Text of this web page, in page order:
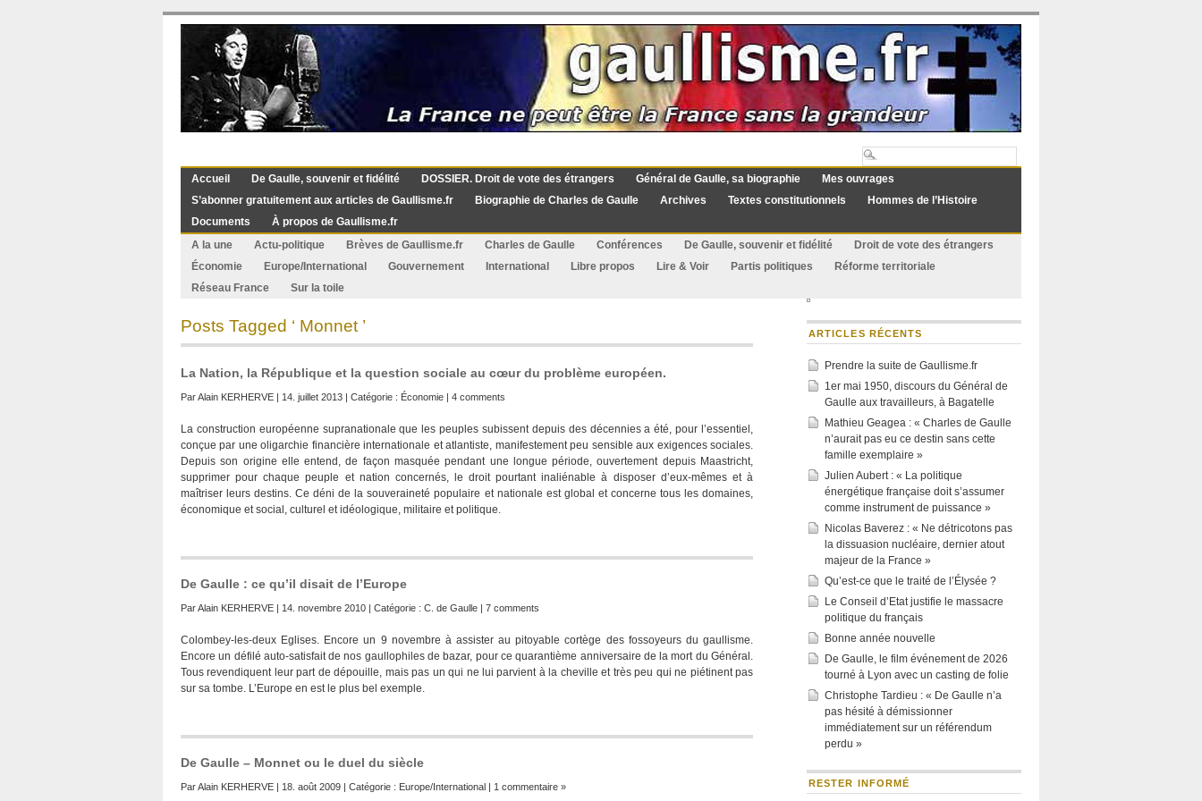
Accueil De Gaulle, souvenir et fidélité DOSSIER. Droit de vote des étrangers Général de Gaulle, sa biographie
Mes ouvrages
S’abonner gratuitement aux articles de Gaullisme.fr
Biographie de Charles de Gaulle Archives Textes constitutionnels
Hommes de l’Histoire
Documents
À propos de Gaullisme.fr
A la une
Actu-politique Brèves de Gaullisme.fr Charles de Gaulle Conférences De Gaulle, souvenir et fidélité
Droit de vote des étrangers
Économie
Europe/International Gouvernement International Libre propos Lire & Voir Partis politiques
Réforme territoriale
Réseau France
Sur la toile
Posts Tagged ‘ Monnet ’
La Nation, la République et la question sociale au cœur du problème européen.
ParAlain KERHERVE | 14. juillet 2013 | Catégorie : Économie | 4 comments
La construction européenne supranationale que les peuples subissent depuis des décennies a été, pour l’essentiel,
conçue par une oligarchie financière internationale et atlantiste, manifestement peu sensible aux exigences sociales.
Depuis son origine elle entend, de façon masquée pendant une longue période, ouvertement depuis Maastricht,
supprimer pour chaque peuple et nation concernés, le droit pourtant inaliénable à disposer d’eux-mêmes et à
maîtriser leurs destins. Ce déni de la souveraineté populaire et nationale est global et concerne tous les domaines,
économique et social, culturel et idéologique, militaire et politique.
De Gaulle : ce qu’il disait de l’Europe
ParAlain KERHERVE | 14. novembre 2010 | Catégorie : C. de Gaulle | 7 comments
Colombey-les-deux Eglises. Encore un 9 novembre à assister au pitoyable cortège des fossoyeurs du gaullisme.
Encore un défilé auto-satisfait de nos gaullophiles de bazar, pour ce quarantième anniversaire de la mort du Général.
Tous revendiquent leur part de dépouille, mais pas un qui ne lui parvient à la cheville et très peu qui ne piétinent pas
sur sa tombe. L’Europe en est le plus bel exemple.
De Gaulle – Monnet ou le duel du siècle
ParAlain KERHERVE | 18. août 2009 | Catégorie : Europe/International | 1 commentaire »
ARTICLES RÉCENTS
Prendre la suite de Gaullisme.fr
1er mai 1950, discours du Général de
Gaulle aux travailleurs, à Bagatelle
Mathieu Geagea : « Charles de Gaulle
n’aurait pas eu ce destin sans cette
famille exemplaire »
Julien Aubert : « La politique
énergétique française doit s’assumer
comme instrument de puissance »
Nicolas Baverez : « Ne détricotons pas
la dissuasion nucléaire, dernier atout
majeur de la France »
Qu’est-ce que le traité de l’Élysée ?
Le Conseil d’Etat justifie le massacre
politique du français
Bonne année nouvelle
De Gaulle, le film événement de 2026
tourné à Lyon avec un casting de folie
Christophe Tardieu : « De Gaulle n’a
pas hésité à démissionner
immédiatement sur un référendum
perdu »
RESTER INFORMÉ